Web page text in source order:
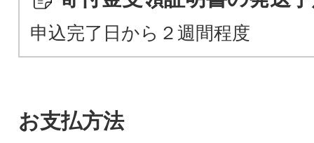
申込完了日から２週間程度
お支払方法